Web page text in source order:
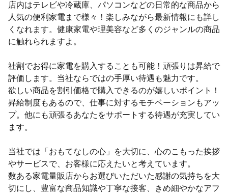
店内はテレビや冷蔵庫、パソコンなどの日常的な商品から
人気の便利家電まで様々！楽しみながら最新情報にも詳し
くなれます。健康家電や理美容など多くのジャンルの商品
に触れられますよ。
社割でお得に家電を購入することも可能！頑張りは昇給で
評価します。当社ならではの手厚い待遇も魅力です。
欲しい商品を割引価格で購入できるのが嬉しいポイント！
昇給制度もあるので、仕事に対するモチベーションもアッ
プ。他にも頑張るあなたをサポートする待遇が充実してい
ます。
当社では「おもてなしの心」を大切に、心のこもった挨拶
やサービスで、お客様に応えたいと考えています。
数ある家電量販店からお選びいただいた感謝の気持ちを大
切にし、豊富な商品知識や丁寧な接客、きめ細やかなアフ